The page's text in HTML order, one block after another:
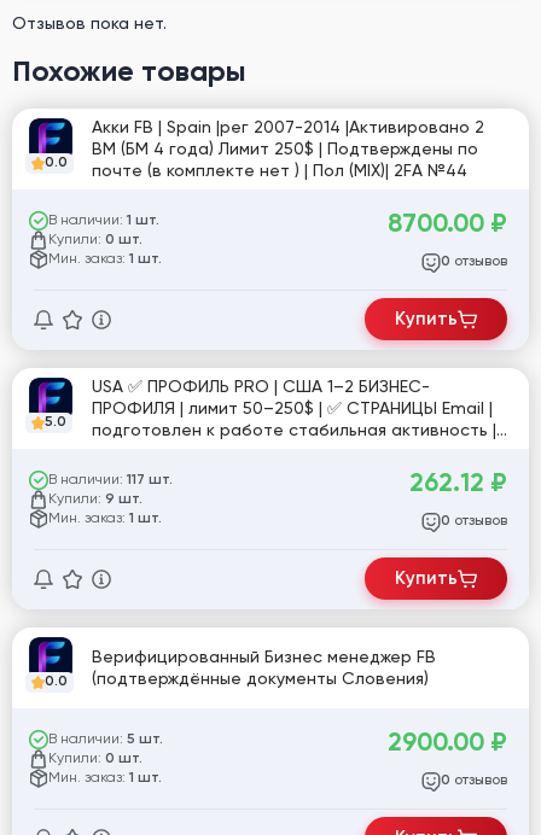
Отзывов пока нет.
Похожие товары
0.0
Акки FB | Spain |рег 2007-2014 |Активировано 2
BM (БМ 4 года) Лимит 250$ | Подтверждены по
почте (в комплекте нет ) | Пол (MIX)| 2FA №44
В наличии: 1 шт.
Купили: 0 шт.
Мин. заказ: 1 шт.
8700.00 ₽
0 отзывов
Купить
5.0
USA ✅ ПРОФИЛЬ PRO | США 1–2 БИЗНЕС-
ПРОФИЛЯ | лимит 50–250$ | ✅ СТРАНИЦЫ Email |
подготовлен к работе стабильная активность |
В наличии: 117 шт.
Купили: 9 шт.
Мин. заказ: 1 шт.
262.12 ₽
0 отзывов
Купить
0.0
Верифицированный Бизнес менеджер FB
(подтверждённые документы Словения)
В наличии: 5 шт.
Купили: 0 шт.
Мин. заказ: 1 шт.
2900.00 ₽
0 отзывов